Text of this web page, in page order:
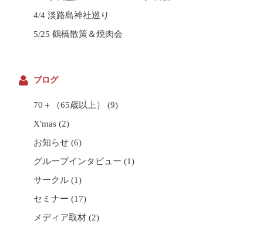
4/4 淡路島神社巡り
5/25 鶴橋散策＆焼肉会
ブログ
70＋（65歳以上）
(9)
X'mas(2)
お知らせ(6)
グループインタビュー (1)
サークル(1)
セミナー (17)
メディア取材(2)